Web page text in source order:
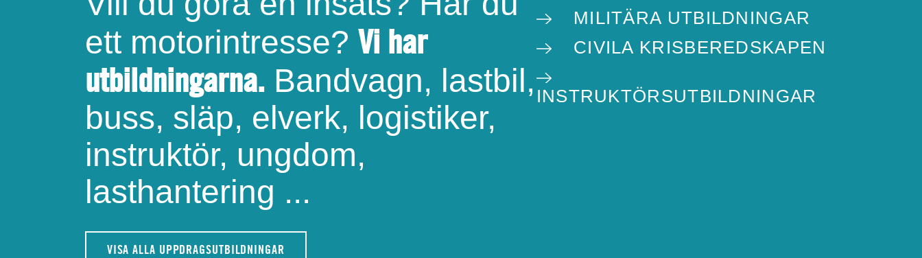
ett motorintresse? Vi har
utbildningarna.Bandvagn, lastbil,
buss, släp, elverk, logistiker,
instruktör, ungdom,
lasthantering ...
VISA ALLA UPPDRAGSUTBILDNINGAR
MILITÄRA UTBILDNINGAR
CIVILA KRISBEREDSKAPEN
INSTRUKTÖRSUTBILDNINGAR